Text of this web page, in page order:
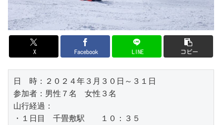
X Facebook LINE コピー
日　時：２０２４年３月３０日～３１日
参加者：男性７名　女性３名
山行経過：
・１日目　千畳敷駅　　１０：３５